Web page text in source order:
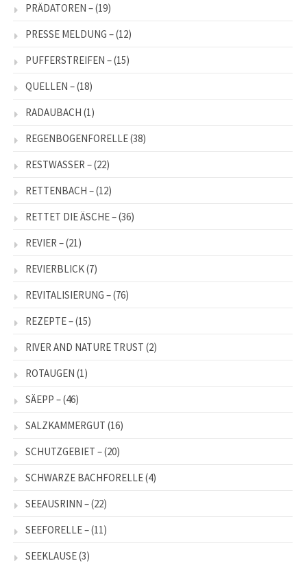
PRÄDATOREN –(19)
PRESSE MELDUNG –(12)
PUFFERSTREIFEN –(15)
QUELLEN –(18)
RADAUBACH (1)
REGENBOGENFORELLE(38)
RESTWASSER –(22)
RETTENBACH –(12)
RETTET DIE ÄSCHE –(36)
REVIER –(21)
REVIERBLICK(7)
REVITALISIERUNG –(76)
REZEPTE –(15)
RIVER AND NATURE TRUST (2)
ROTAUGEN (1)
SÄEPP –(46)
SALZKAMMERGUT (16)
SCHUTZGEBIET –(20)
SCHWARZE BACHFORELLE(4)
SEEAUSRINN –(22)
SEEFORELLE –(11)
SEEKLAUSE(3)